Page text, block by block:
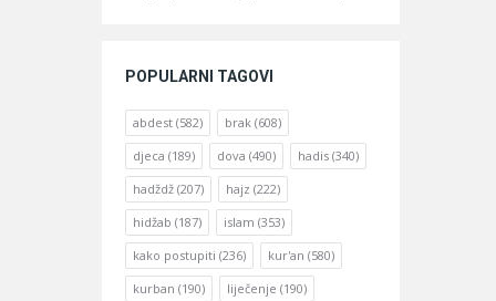
POPULARNI TAGOVI
abdest (582) brak (608)
djeca (189) dova (490) hadis (340)
hadždž (207) hajz (222)
hidžab (187) islam (353)
kako postupiti (236) kur'an (580)
kurban (190) liječenje (190)